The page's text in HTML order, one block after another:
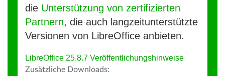
die Unterstützung von zertifizierten
Partnern, die auch langzeitunterstützte
Versionen von LibreOffice anbieten.
LibreOffice 25.8.7 Veröffentlichungshinweise
Zusätzliche Downloads: